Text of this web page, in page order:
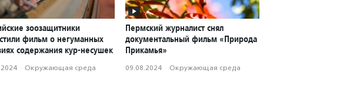
зоозащитники
фильм о негуманных
содержания кур-несушек
· Окружающая среда
Пермский журналист снял
документальный фильм «Природа
Прикамья»
09.08.2024 · Окружающая среда